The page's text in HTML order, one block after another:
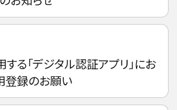
る「デジタル認証アプリ」にお
登録のお願い